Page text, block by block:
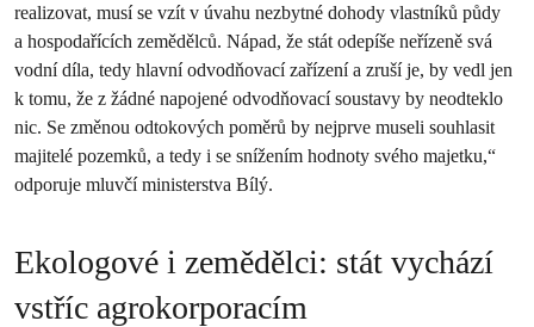
realizovat, musí se vzít v úvahu nezbytné dohody vlastníků půdy
a hospodařících zemědělců. Nápad, že stát odepíše neřízeně svá
vodní díla, tedy hlavní odvodňovací zařízení a zruší je, by vedl jen
k tomu, že z žádné napojené odvodňovací soustavy by neodteklo
nic. Se změnou odtokových poměrů by nejprve museli souhlasit
majitelé pozemků, a tedy i se snížením hodnoty svého majetku,“
odporuje mluvčí ministerstva Bílý.
Ekologové i zemědělci: stát vychází
vstříc agrokorporacím